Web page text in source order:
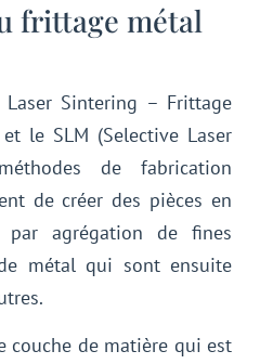
frittage métal
Laser Sintering – Frittage
le SLM (Selective Laser
de fabrication
de créer des pièces en
agrégation de fines
métal qui sont ensuite
couche de matière qui est